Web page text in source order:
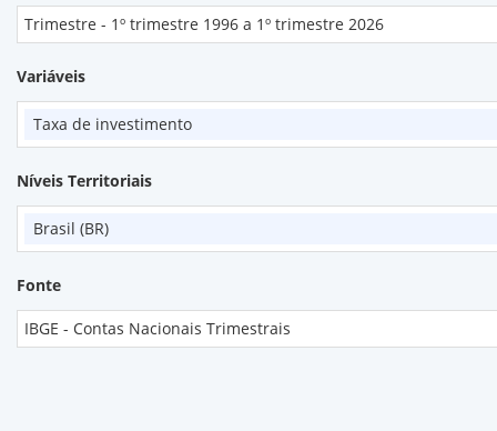
Trimestre - 1º trimestre 1996 a 1º trimestre 2026
Variáveis
Taxa de investimento
Níveis Territoriais
Brasil (BR)
Fonte
IBGE - Contas Nacionais Trimestrais